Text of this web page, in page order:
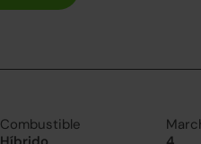
Combustible